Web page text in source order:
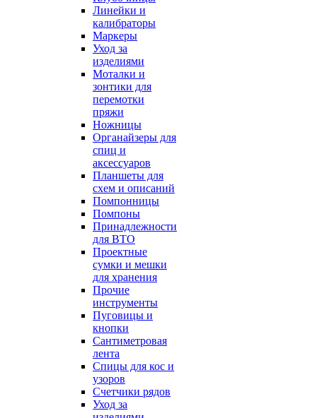
Линейки и
калибраторы
Маркеры
Уход за
изделиями
Моталки и
зонтики для
перемотки
пряжи
Ножницы
Органайзеры для
спиц и
аксессуаров
Планшеты для
схем и описаний
Помпонницы
Помпоны
Принадлежности
для ВТО
Проектные
сумки и мешки
для хранения
Прочие
инструменты
Пуговицы и
кнопки
Сантиметровая
лента
Спицы для кос и
узоров
Счетчики рядов
Уход за